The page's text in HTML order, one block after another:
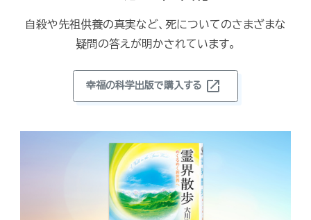
自殺や先祖供養の真実など、死についてのさまざまな
疑問の答えが明かされています。
幸福の科学出版で購入する open_in_new